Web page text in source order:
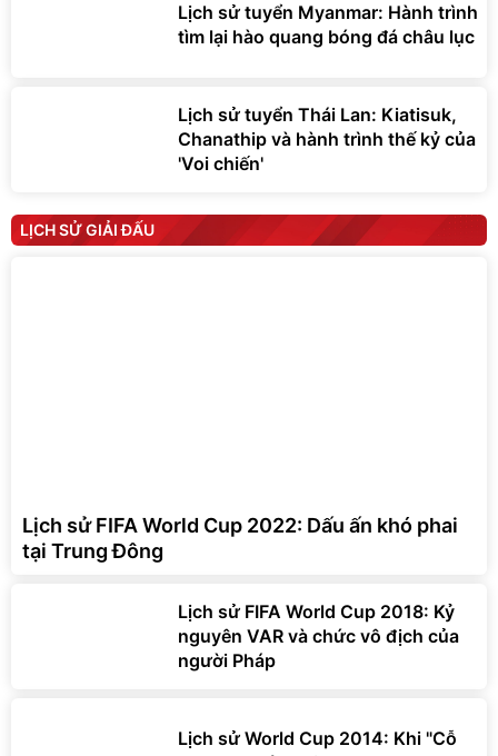
Lịch sử tuyển Myanmar: Hành trình
tìm lại hào quang bóng đá châu lục
Lịch sử tuyển Thái Lan: Kiatisuk,
Chanathip và hành trình thế kỷ của
'Voi chiến'
LỊCH SỬ GIẢI ĐẤU
Lịch sử FIFA World Cup 2022: Dấu ấn khó phai
tại Trung Đông
Lịch sử FIFA World Cup 2018: Kỷ
nguyên VAR và chức vô địch của
người Pháp
Lịch sử World Cup 2014: Khi "Cỗ